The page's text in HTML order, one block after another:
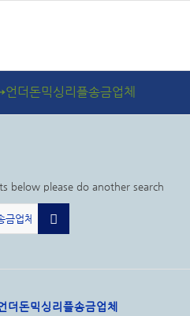
더돈믹싱리플송금업체
below please do another search
돈믹싱리플송금업체